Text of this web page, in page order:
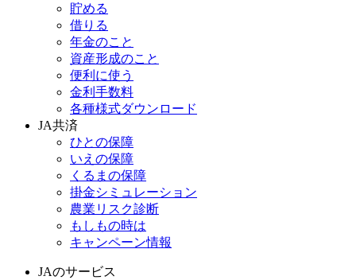
貯める
借りる
年金のこと
資産形成のこと
便利に使う
金利手数料
各種様式ダウンロード
JA共済
ひとの保障
いえの保障
くるまの保障
掛金シミュレーション
農業リスク診断
もしもの時は
キャンペーン情報
JAのサービス